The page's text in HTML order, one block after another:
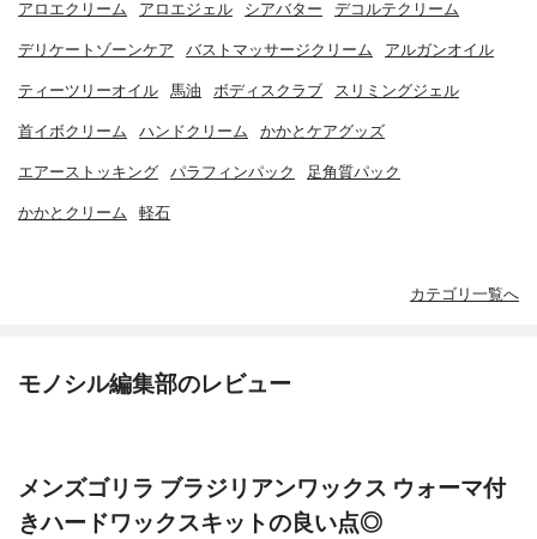
アロエクリーム アロエジェル シアバター デコルテクリーム
デリケートゾーンケア バストマッサージクリーム アルガンオイル
ティーツリーオイル 馬油 ボディスクラブ スリミングジェル
首イボクリーム ハンドクリーム かかとケアグッズ
エアーストッキング パラフィンパック 足角質パック
かかとクリーム 軽石
カテゴリ一覧へ
モノシル編集部のレビュー
メンズゴリラ ブラジリアンワックス ウォーマ付
きハードワックスキットの良い点◎